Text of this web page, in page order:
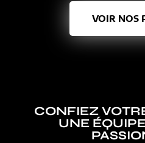
VOIR NOS
CONFIEZ
UNE